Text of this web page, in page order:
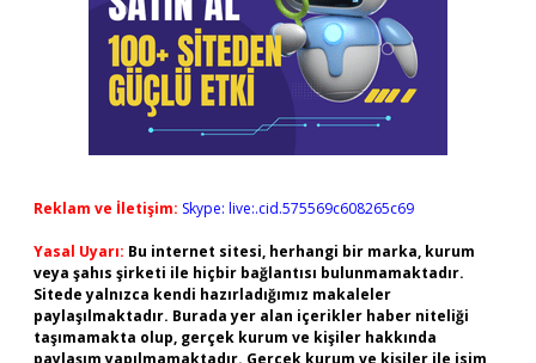
Reklam ve İletişim: Skype: live:.cid.575569c608265c69
Yasal Uyarı: Bu internet sitesi, herhangi bir marka, kurum
veya şahıs şirketi ile hiçbir bağlantısı bulunmamaktadır.
Sitede yalnızca kendi hazırladığımız makaleler
paylaşılmaktadır. Burada yer alan içerikler haber niteliği
taşımamakta olup, gerçek kurum ve kişiler hakkında
paylaşım yapılmamaktadır. Gerçek kurum ve kişiler ile isim